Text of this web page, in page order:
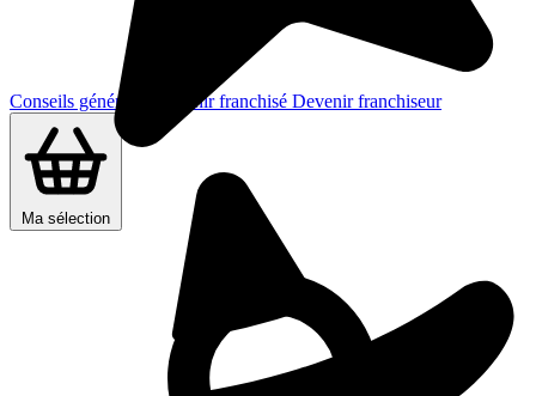
Conseils généraux Devenir franchisé Devenir franchiseur
Ma sélection